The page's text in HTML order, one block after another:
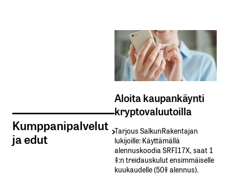
Kumppanipalvelut
ja edut
Aloita kaupankäynti
kryptovaluutoilla
Tarjous SalkunRakentajan
lukijoille: Käyttämällä​ ​
alennuskoodia​ ​SRFI17X,​ ​saat​ ​1
%:n treidauskulut​ ​ensimmäiselle​ ​
kuukaudelle​ ​(50%​ ​alennus).